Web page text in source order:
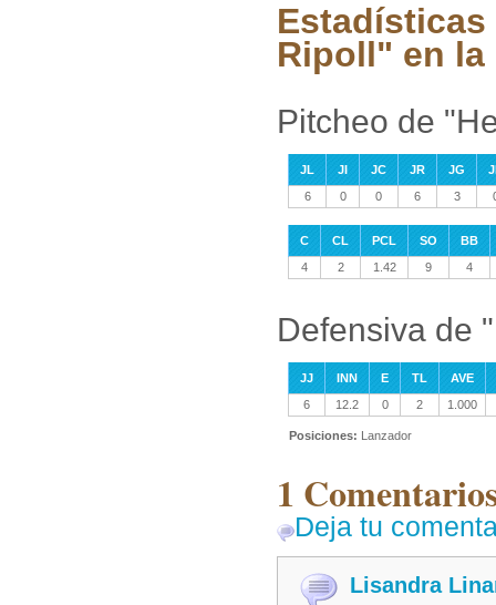
Estadísticas
Ripoll" en la
Pitcheo de
JL JI JC JR JG
6
0 0 6 3
C CL PCL SO
BB
4
2 1.42 9 4
Defensiva de
JJ INN E TL
AVE
6
12.2 0 2 1.000
Posiciones: Lanzador
1
Deja tu
Lisandra